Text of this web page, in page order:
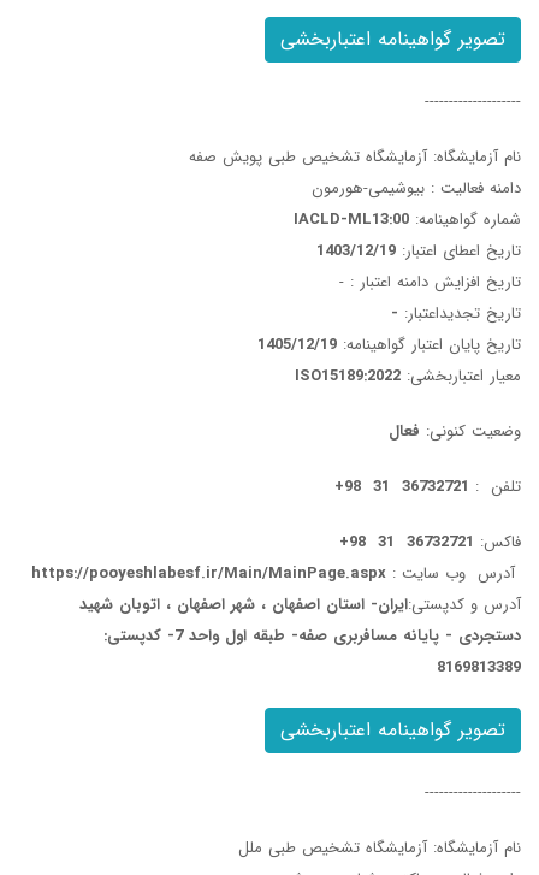
تصویر گواهینامه اعتباربخشی
--------------------
نام آزمایشگاه: آزمایشگاه تشخیص طبی پویش صفه
دامنه فعالیت : بیوشیمی-هورمون
شماره گواهینامه: IACLD-ML13:00
تاریخ اعطای اعتبار: 1403/12/19
تاریخ افزایش دامنه اعتبار : -
تاریخ تجدیداعتبار: -
تاریخ پایان اعتبار گواهینامه: 1405/12/19
معیار اعتباربخشی: ISO15189:2022
وضعیت کنونی: فعال
تلفن : 36732721 31 98+
فاکس: 36732721 31 98+
آدرس وب سایت : https://pooyeshlabesf.ir/Main/MainPage.aspx
آدرس و کدپستی:ایران- استان اصفهان ، شهر اصفهان ، اتوبان شهید
دستجردی - پایانه مسافربری صفه- طبقه اول واحد 7- کدپستی:
8169813389
تصویر گواهینامه اعتباربخشی
--------------------
نام آزمایشگاه: آزمایشگاه تشخیص طبی ملل